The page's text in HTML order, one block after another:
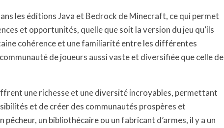
les éditions Java et Bedrock de Minecraft, ce qui permet
et opportunités, quelle que soit la version du jeu qu’ils
cohérence et une familiarité entre les différentes
de joueurs aussi vaste et diversifiée que celle de
une richesse et une diversité incroyables, permettant
et de créer des communautés prospères et
un bibliothécaire ou un fabricant d’armes, il y a un